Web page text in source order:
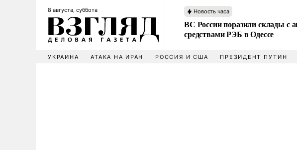
8 августа, суббота Новость часа
ВС России поразили склады с
средствами РЭБ в Одессе
УКРАИНА АТАКА НА ИРАН РОССИЯ И США ПРЕЗИДЕНТ ПУТИН